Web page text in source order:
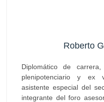
Roberto
Diplomático de
plenipotenciario y ex
asistente especial del
integrante del foro